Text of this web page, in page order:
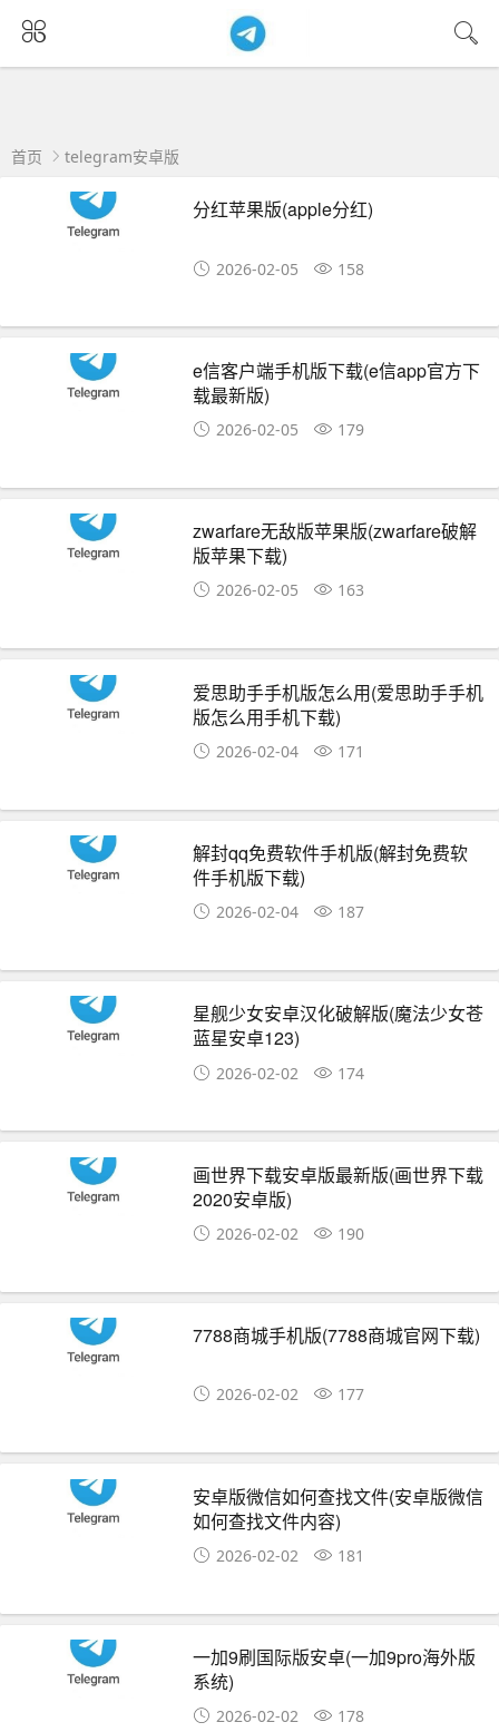
首页 telegram安卓版
分红苹果版(apple分红)
2026-02-05 158
e信客户端手机版下载(e信app官方下
载最新版)
2026-02-05 179
zwarfare无敌版苹果版(zwarfare破解
版苹果下载)
2026-02-05 163
爱思助手手机版怎么用(爱思助手手机
版怎么用手机下载)
2026-02-04 171
解封qq免费软件手机版(解封免费软
件手机版下载)
2026-02-04 187
星舰少女安卓汉化破解版(魔法少女苍
蓝星安卓123)
2026-02-02 174
画世界下载安卓版最新版(画世界下载
2020安卓版)
2026-02-02 190
7788商城手机版(7788商城官网下载)
2026-02-02 177
安卓版微信如何查找文件(安卓版微信
如何查找文件内容)
2026-02-02 181
一加9刷国际版安卓(一加9pro海外版
系统)
2026-02-02 178